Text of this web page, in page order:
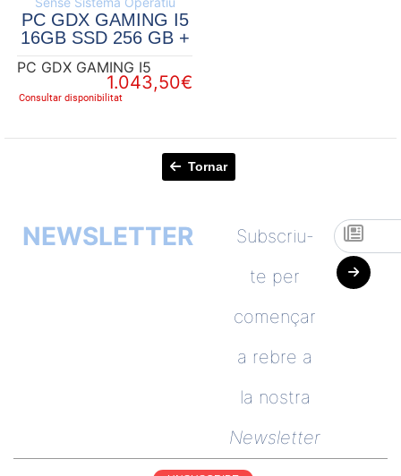
PC GDX GAMING I5
16GB SSD 256 GB +
2TB HDD GTX1660
PC GDX GAMING I5
1.043,50€
Consultar disponibilitat
Tornar
NEWSLETTER
Subscriu-
te per
començar
a rebre a
la nostra
Newsletter